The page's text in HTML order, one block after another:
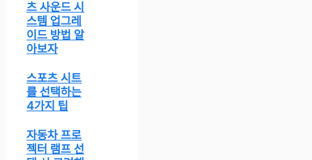
츠 사운드 시
스템 업그레
이드 방법 알
아보자
스포츠 시트
를 선택하는
4가지 팁
자동차 프로
젝터 램프 선